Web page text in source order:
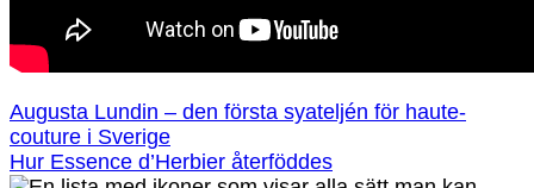
Augusta Lundin – den första syateljén för haute-
couture i Sverige
Hur Essence d’Herbier återföddes